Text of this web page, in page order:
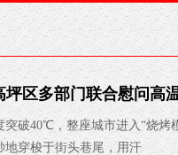
区多部门联合慰问高
破40℃，整座城市进入“烧烤
地穿梭于街头巷尾，用汗